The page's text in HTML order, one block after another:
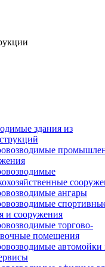
здания из
ангары
и сооружения
торгово-
помещения
автомойки